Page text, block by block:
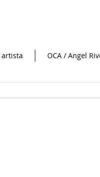
artista OCA / Angel